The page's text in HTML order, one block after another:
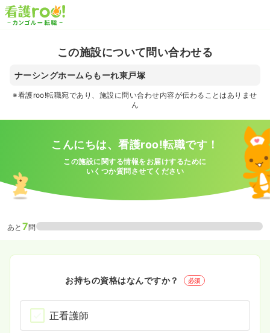
この施設について問い合わせる
ナーシングホームらもーれ東戸塚
※看護roo!転職宛であり、施設に問い合わせ内容が伝わることはありませ
ん
こんにちは、看護roo!転職です！
この施設に関する情報をお届けするために
いくつか質問させてください
あと 7問
お持ちの資格はなんですか？ 必須
正看護師